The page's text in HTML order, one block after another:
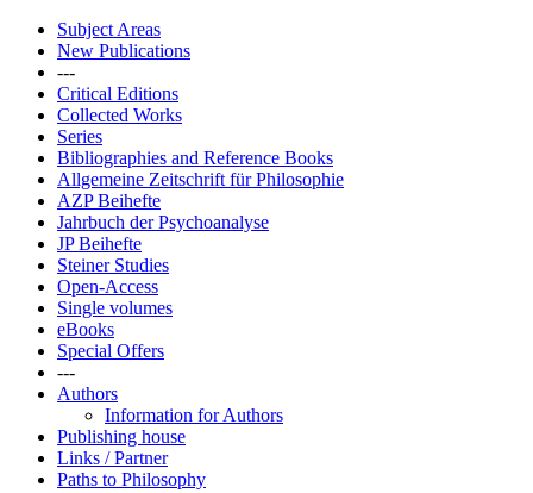
Subject Areas
New Publications
---
Critical Editions
Collected Works
Series
Bibliographies and Reference Books
Allgemeine Zeitschrift für Philosophie
AZP Beihefte
Jahrbuch der Psychoanalyse
JP Beihefte
Steiner Studies
Open-Access
Single volumes
eBooks
Special Offers
---
Authors
Information for Authors
Publishing house
Links / Partner
Paths to Philosophy